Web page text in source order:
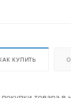
КУПИТЬ